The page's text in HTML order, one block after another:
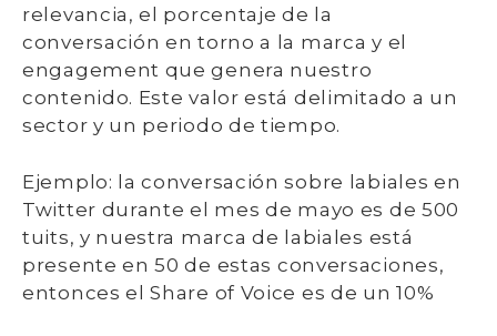
relevancia, el porcentaje de la
conversación en torno a la marca y el
engagement que genera nuestro
contenido. Este valor está delimitado a un
sector y un periodo de tiempo.
Ejemplo: la conversación sobre labiales en
Twitter durante el mes de mayo es de 500
tuits, y nuestra marca de labiales está
presente en 50 de estas conversaciones,
entonces el Share of Voice es de un 10%